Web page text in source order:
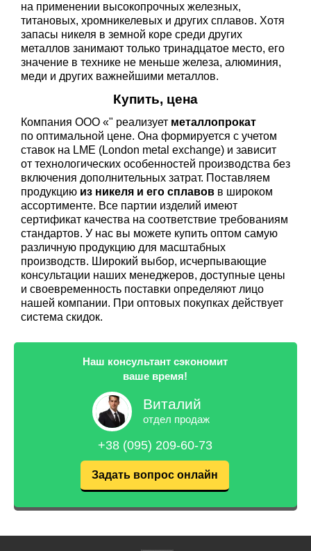
на применении высокопрочных железных,
титановых, хромникелевых и других сплавов. Хотя
запасы никеля в земной коре среди других
металлов занимают только тринадцатое место, его
значение в технике не меньше железа, алюминия,
меди и других важнейшими металлов.
Купить, цена
Компания ООО «" реализует металлопрокат
по оптимальной цене. Она формируется с учетом
ставок на LME (London metal exchange) и зависит
от технологических особенностей производства без
включения дополнительных затрат. Поставляем
продукцию из никеля и его сплавов в широком
ассортименте. Все партии изделий имеют
сертификат качества на соответствие требованиям
стандартов. У нас вы можете купить оптом самую
различную продукцию для масштабных
производств. Широкий выбор, исчерпывающие
консультации наших менеджеров, доступные цены
и своевременность поставки определяют лицо
нашей компании. При оптовых покупках действует
система скидок.
Наш консультант сэкономит
ваше время!
Виталий
отдел продаж
+38 (095) 209-60-73
Задать вопрос онлайн